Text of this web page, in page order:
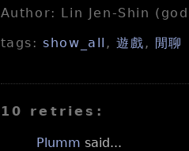
Author: Lin Jen-Shin
tags:show_all ,遊戲 , 閒聊
10 retries:
Plumm said...